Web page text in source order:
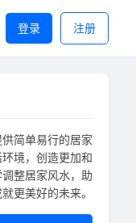
登录 注册
简单易行的居家
境，创造更加和
整居家风水，助
更美好的未来。